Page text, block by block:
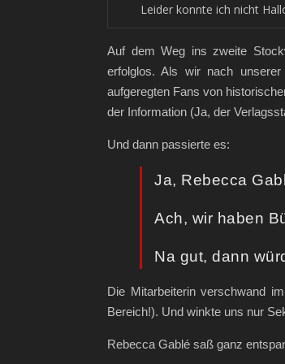
Leider konnte ich nicht
Auf dem Weg ins zweite
erfolglos. Als wir nach
aufgeregten Fans von
der Information (Ja, der
Und dann passierte es:
Ja, Rebecca
Ach, wir haben
Na gut, dann
Die Mitarbeiterin verschwand
Bereich!). Und winkte uns nur
Rebecca Gablé saß ganz